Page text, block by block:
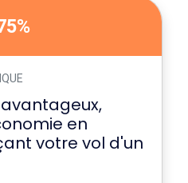
en
votre vol d'un